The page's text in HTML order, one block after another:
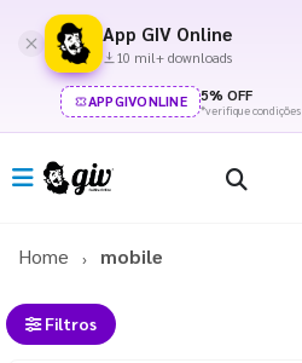
App GIV Online
10 mil+ downloads
APPGIVONLINE 5% OFF
*verifique condições
Home mobile
Filtros